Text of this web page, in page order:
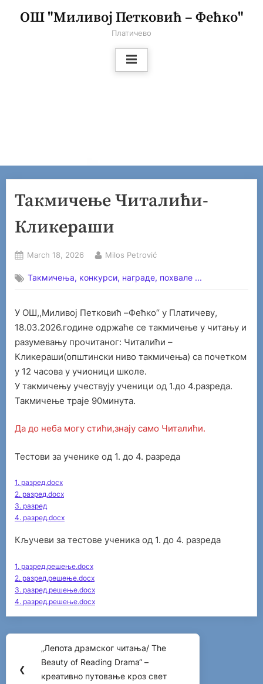
ОШ "Миливој Петковић – Фећко"
Платичево
Такмичење Читалићи-
Кликераши
Posted
March 18, 2026 By
Milos Petrović
Такмичења, конкурси, награде, похвале ...
У ОШ,,Миливој Петковић –Фећко“ у Платичеву,
18.03.2026.године одржаће се такмичење у читању и
разумевању прочитаног: Читалићи –
Кликераши(општински ниво такмичења) са почетком
у 12 часова у учионици школе.
У такмичењу учествују ученици од 1.до 4.разреда.
Такмичење траје 90минута.
Да до неба могу стићи,знају само Читалићи.
Тестови за ученике од 1. до 4. разреда
1. разред.docx
2. разред.docx
3. разред
4. разред.docx
Кључеви за тестове ученика од 1. до 4. разреда
1. разред.решење.docx
2. разред.решење.docx
3. разред.решење.docx
4. разред.решење.docx
Post
navigation
❮
Previous
Post:
„Лепота драмског читања/ The
Beauty of Reading Drama“ –
креативно путовање кроз свет